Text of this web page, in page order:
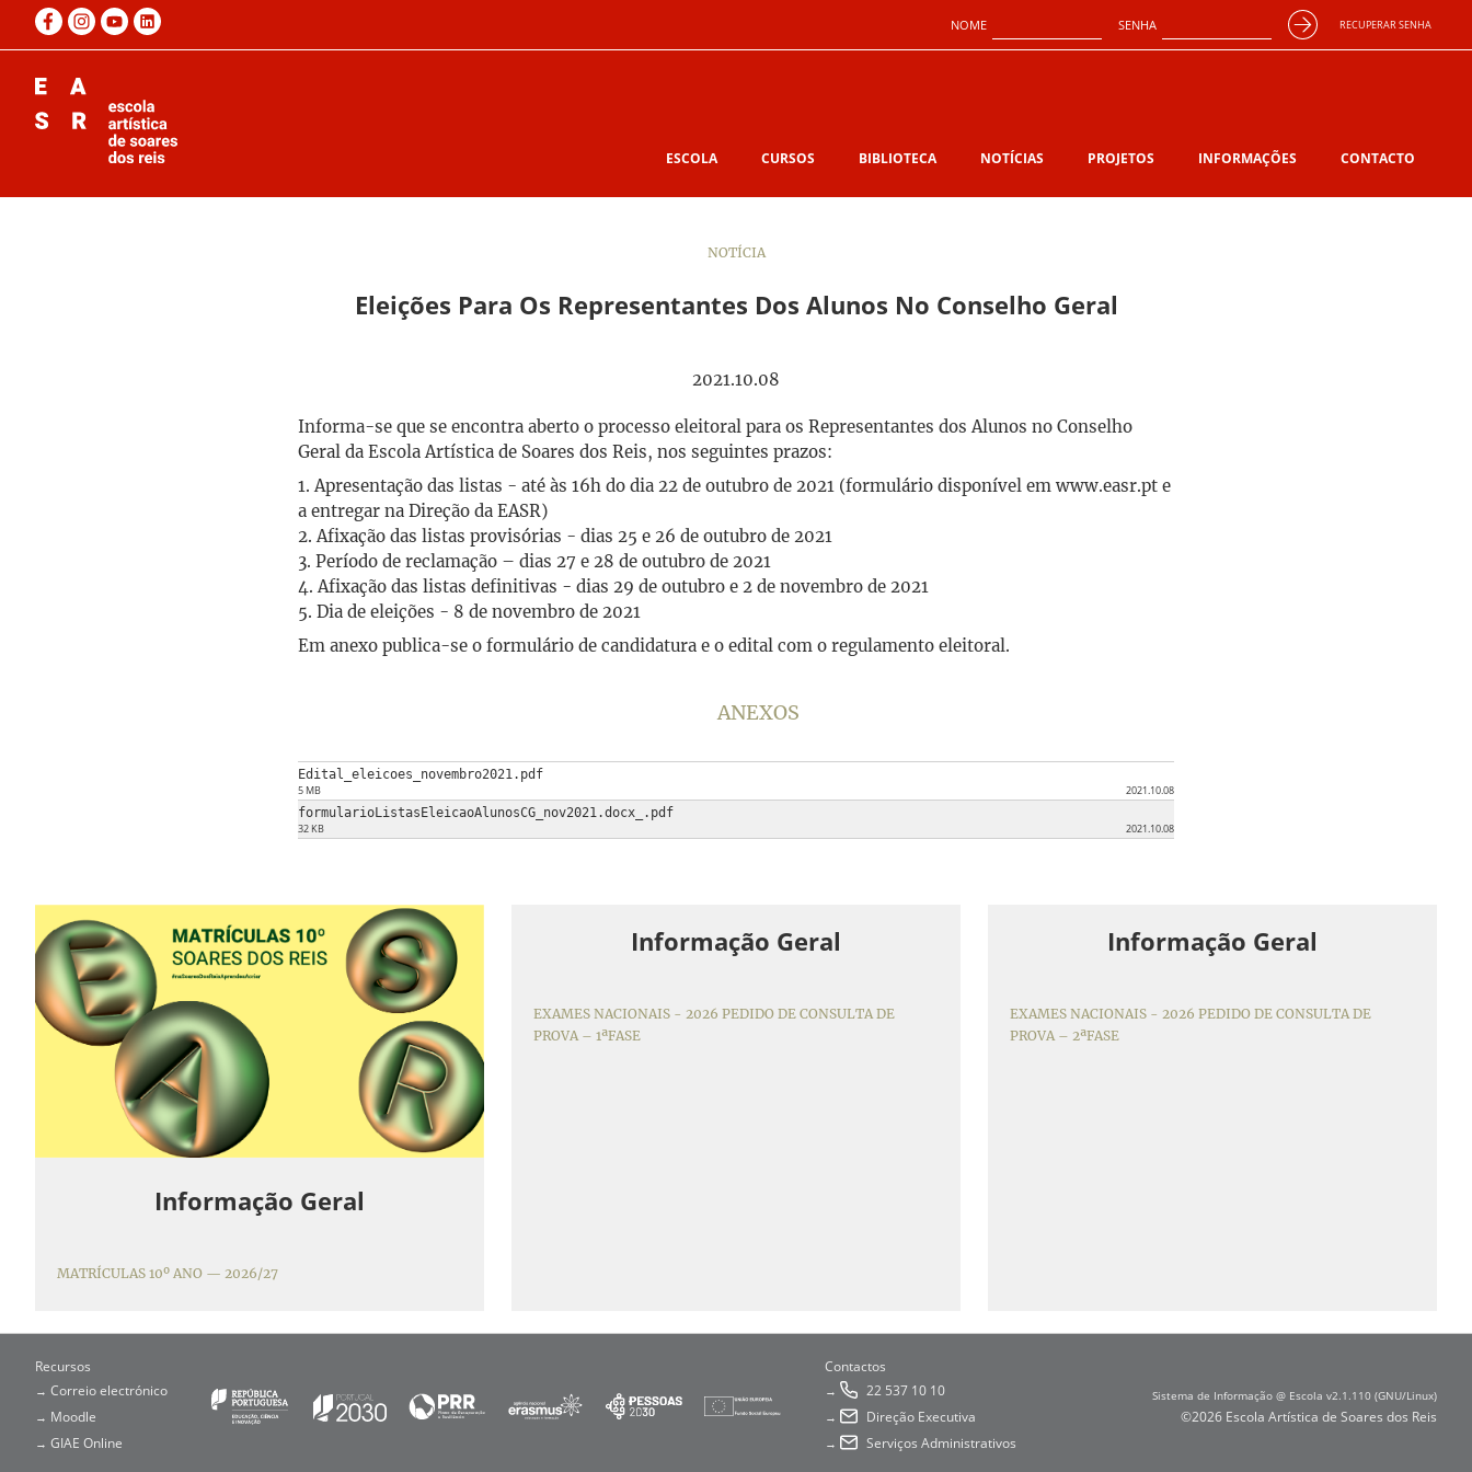
NOME SENHA RECUPERAR SENHA
ESCOLA CURSOS BIBLIOTECA NOTÍCIAS PROJETOS INFORMAÇÕES CONTACTO
NOTÍCIA
Eleições Para Os Representantes Dos Alunos No Conselho Geral
2021.10.08
Informa-se que se encontra aberto o processo eleitoral para os Representantes dos Alunos no Conselho
Geral da Escola Artística de Soares dos Reis, nos seguintes prazos:
1. Apresentação das listas - até às 16h do dia 22 de outubro de 2021 (formulário disponível em www.easr.pt e
a entregar na Direção da EASR)
2. Afixação das listas provisórias - dias 25 e 26 de outubro de 2021
3. Período de reclamação – dias 27 e 28 de outubro de 2021
4. Afixação das listas definitivas - dias 29 de outubro e 2 de novembro de 2021
5. Dia de eleições - 8 de novembro de 2021
Em anexo publica-se o formulário de candidatura e o edital com o regulamento eleitoral.
ANEXOS
Edital_eleicoes_novembro2021.pdf
5 MB 2021.10.08
formularioListasEleicaoAlunosCG_nov2021.docx_.pdf
32 KB 2021.10.08
Informação Geral
MATRÍCULAS 10º ANO — 2026/27
Informação Geral
EXAMES NACIONAIS - 2026 PEDIDO DE CONSULTA DE
PROVA – 1ªFASE
Informação Geral
EXAMES NACIONAIS - 2026 PEDIDO DE CONSULTA DE
PROVA – 2ªFASE
Recursos
→ Correio electrónico
→ Moodle
→ GIAE Online
Contactos
→ 22 537 10 10
→ Direção Executiva
→ Serviços Administrativos
Sistema de Informação @ Escola v2.1.110 (GNU/Linux)
©2026 Escola Artística de Soares dos Reis